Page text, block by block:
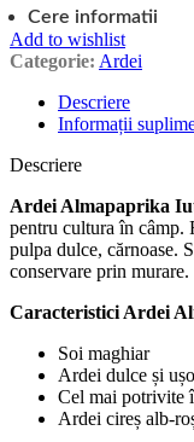
Cere informatii
Add to wishlist
Categorie: Ardei
Descriere
Informații
Descriere
Ardei Almapaprika
pentru cultura în câmp.
pulpa dulce, cărnoase.
conservare prin murare.
Caracteristici Ardei
Soi maghiar
Ardei dulce și
Cel mai potrivite
Ardei cireș alb-